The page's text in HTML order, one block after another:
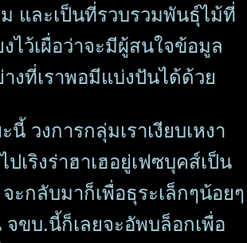
และเป็นที่รวบรวมพันธุ์ไม้ที่
งไว้เผื่อว่าจะมีผู้สนใจข้อมูล
างที่เราพอมีแบ่งปันได้ด้ว
วงการกลุ่มเราเงียบเหงา
ปเริงร่าฮาเฮอยู่เฟซบุคส์เป็น
ะกลับมาก็เพื่อธุระเล็กๆน้อยๆ
จขบ.นี้ก็เลยจะอัพบล็อกเพื่อ